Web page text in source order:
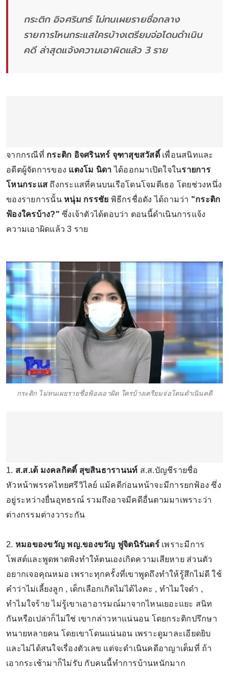
กระติก อิจศรินทร์ ไม่ทนเผยรายชื่อกลาง
รายการโหนกระแสใครบ้างเตรียมจ่อโดนดำเนิน
คดี ล่าสุดแจ้งความเอาผิดแล้ว 3 ราย
จากกรณีที่ กระติก อิจศรินทร์ จุฑาสุขสวัสดิ์เพื่อนสนิทและ
อดีตผู้จัดการของ แตงโม นิดา ได้ออกมาเปิดใจในรายการ
โหนกระแส ถึงกระแสที่คนบนเรือโดนโจมตีเธอ โดยช่วงหนึ่ง
ของรายการนั้น หนุ่ม กรรชัย พิธีกรชื่อดัง ได้ถามว่า "กระติก
ฟ้องใครบ้าง?" ซึ่งเจ้าตัวได้ตอบว่า ตอนนี้ดำเนินการแจ้ง
ความเอาผิดแล้ว 3 ราย
กระติก ไม่ทนเผยรายชื่อฟ้องเอาผิด ใครบ้างเตรียมจ่อโดนดำเนินคดี
1. ส.ส.เต้ มงคลกิตติ์ สุขสินธารานนท์ ส.ส.บัญชีรายชื่อ
หัวหน้าพรรคไทยศรีวิไลย์ แม้คดีก่อนหน้าจะมีการยกฟ้อง ซึ่ง
อยู่ระหว่างยื่นอุทธรณ์ รวมถึงอาจมีคดีอื่นตามมาเพราะว่า
ต่างกรรมต่างวาระกัน
2. หมอของขวัญ พญ.ของขวัญ ฟูจิตนิรันดร์เพราะมีการ
โพสต์และพูดพาดพิงทำให้ตนเองเกิดความเสียหาย ส่วนตัว
อยากเจอคุณหมอ เพราะทุกครั้งที่เขาพูดถึงทำให้รู้สึกไม่ดี ใช้
คำว่าไม่เลี้ยงลูก , เด็กเลือกเกิดไม่ได้ไงคะ , ทำไมใจดำ ,
ทำไมใจร้าย ไม่รู้เขาเอาอารมณ์มาจากไหนเยอะแยะ สนิท
กันหรือเปล่าก็ไม่ใช่ เขากล่าวหาแน่นอน โดยกระติกปรึกษา
ทนายหลายคน โดยเขาโดนแน่นอน เพราะดูมาละเอียดยิบ
และไม่ได้สนใจเรื่องตัวเลข แต่จะดำเนินคดีอาญาเต็มที่ ถ้า
เอากระเช้ามาก็ไม่รับ กับคนนี้ทำการบ้านหนักมาก